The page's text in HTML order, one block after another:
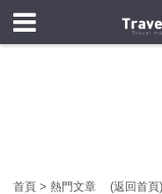
首頁 > 熱門文章 (返回首頁)